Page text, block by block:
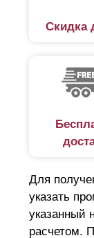
Скидка
Для
указать
указанный
расчетом.